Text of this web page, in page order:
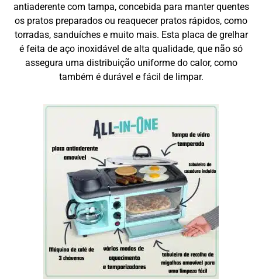
antiaderente com tampa, concebida para manter quentes
os pratos preparados ou reaquecer pratos rápidos, como
torradas, sanduíches e muito mais. Esta placa de grelhar
é feita de aço inoxidável de alta qualidade, que não só
assegura uma distribuição uniforme do calor, como
também é durável e fácil de limpar.